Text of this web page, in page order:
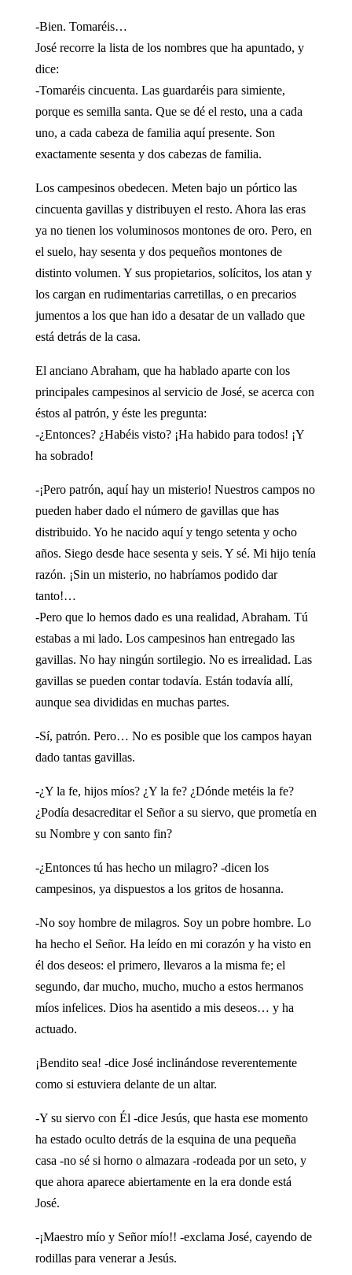
-Bien. Tomaréis…
José recorre la lista de los nombres que ha apuntado, y
dice:
-Tomaréis cincuenta. Las guardaréis para simiente,
porque es semilla santa. Que se dé el resto, una a cada
uno, a cada cabeza de familia aquí presente. Son
exactamente sesenta y dos cabezas de familia.
Los campesinos obedecen. Meten bajo un pórtico las
cincuenta gavillas y distribuyen el resto. Ahora las eras
ya no tienen los voluminosos montones de oro. Pero, en
el suelo, hay sesenta y dos pequeños montones de
distinto volumen. Y sus propietarios, solícitos, los atan y
los cargan en rudimentarias carretillas, o en precarios
jumentos a los que han ido a desatar de un vallado que
está detrás de la casa.
El anciano Abraham, que ha hablado aparte con los
principales campesinos al servicio de José, se acerca con
éstos al patrón, y éste les pregunta:
-¿Entonces? ¿Habéis visto? ¡Ha habido para todos! ¡Y
ha sobrado!
-¡Pero patrón, aquí hay un misterio! Nuestros campos no
pueden haber dado el número de gavillas que has
distribuido. Yo he nacido aquí y tengo setenta y ocho
años. Siego desde hace sesenta y seis. Y sé. Mi hijo tenía
razón. ¡Sin un misterio, no habríamos podido dar
tanto!…
-Pero que lo hemos dado es una realidad, Abraham. Tú
estabas a mi lado. Los campesinos han entregado las
gavillas. No hay ningún sortilegio. No es irrealidad. Las
gavillas se pueden contar todavía. Están todavía allí,
aunque sea divididas en muchas partes.
-Sí, patrón. Pero… No es posible que los campos hayan
dado tantas gavillas.
-¿Y la fe, hijos míos? ¿Y la fe? ¿Dónde metéis la fe?
¿Podía desacreditar el Señor a su siervo, que prometía en
su Nombre y con santo fin?
-¿Entonces tú has hecho un milagro? -dicen los
campesinos, ya dispuestos a los gritos de hosanna.
-No soy hombre de milagros. Soy un pobre hombre. Lo
ha hecho el Señor. Ha leído en mi corazón y ha visto en
él dos deseos: el primero, llevaros a la misma fe; el
segundo, dar mucho, mucho, mucho a estos hermanos
míos infelices. Dios ha asentido a mis deseos… y ha
actuado.
¡Bendito sea! -dice José inclinándose reverentemente
como si estuviera delante de un altar.
-Y su siervo con Él -dice Jesús, que hasta ese momento
ha estado oculto detrás de la esquina de una pequeña
casa -no sé si horno o almazara -rodeada por un seto, y
que ahora aparece abiertamente en la era donde está
José.
-¡Maestro mío y Señor mío!! -exclama José, cayendo de
rodillas para venerar a Jesús.